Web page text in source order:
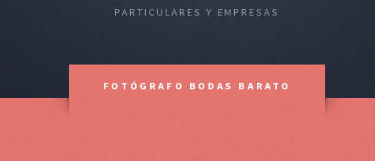
PARTICULARES Y EMPRESAS
FOTÓGRAFO BODAS BARATO